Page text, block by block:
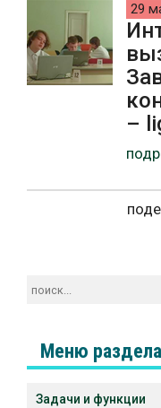
29
–
Меню раздела
Задачи и функции